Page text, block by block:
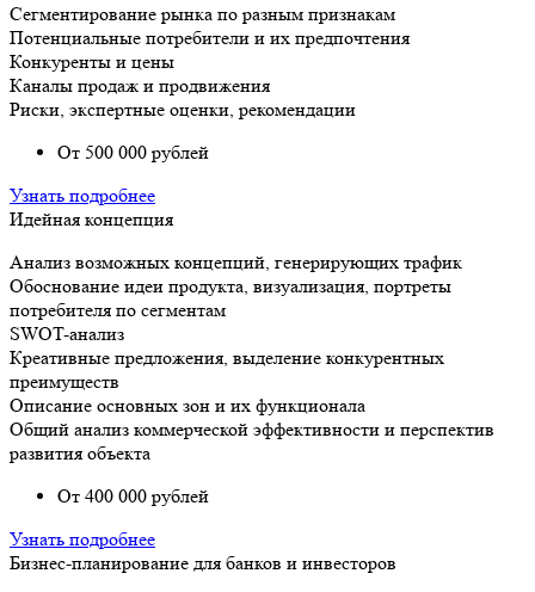
Сегментирование рынка по разным признакам
Потенциальные потребители и их предпочтения
Конкуренты и цены
Каналы продаж и продвижения
Риски, экспертные оценки, рекомендации
От 500 000 рублей
Узнать подробнее
Идейная концепция
Анализ возможных концепций, генерирующих трафик
Обоснование идеи продукта, визуализация, портреты
потребителя по сегментам
SWOT-анализ
Креативные предложения, выделение конкурентных
преимуществ
Описание основных зон и их функционала
Общий анализ коммерческой эффективности и перспектив
развития объекта
От 400 000 рублей
Узнать подробнее
Бизнес-планирование для банков и инвесторов